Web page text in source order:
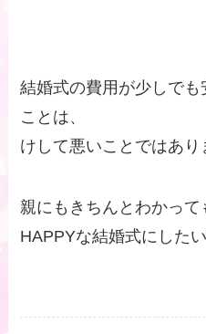
結婚式の費用が少しで
ことは、
けして悪いことではあり
親にもきちんとわかって
HAPPYな結婚式にしたい